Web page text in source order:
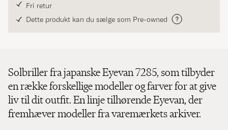
Fri retur
Dette produkt kan du sælge som Pre-owned
Solbriller fra japanske Eyevan 7285, som tilbyder
en række forskellige modeller og farver for at give
liv til dit outfit. En linje tilhørende Eyevan, der
fremhæver modeller fra varemærkets arkiver.